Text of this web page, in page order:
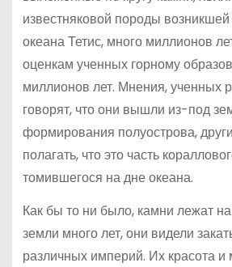
известняковой породы
океана Тетис, много миллионов
оценкам ученных горному
миллионов лет. Мнения, ученных
говорят, что они вышли из-под
формирования полуострова,
полагать, что это часть
томившегося на дне океана.
Как бы то ни было, камни лежат
земли много лет, они видели
различных империй. Их красота и